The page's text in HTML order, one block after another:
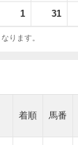
1 31
ります。
着順 馬番